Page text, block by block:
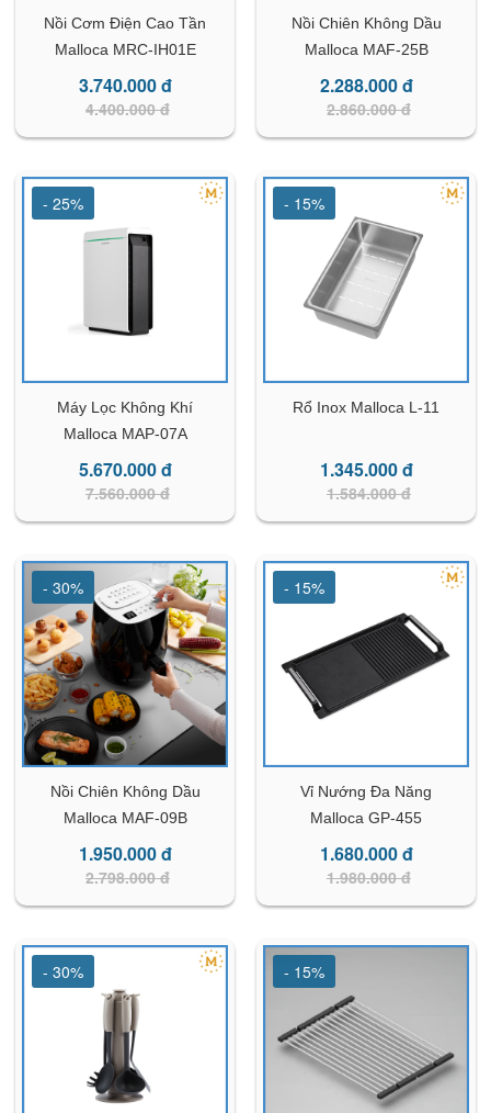
Nồi Cơm Điện Cao Tần
Malloca MRC-IH01E
3.740.000 đ
4.400.000 đ
Nồi Chiên Không Dầu
Malloca MAF-25B
2.288.000 đ
2.860.000 đ
- 25%
Máy Lọc Không Khí
Malloca MAP-07A
5.670.000 đ
7.560.000 đ
- 15%
Rổ Inox Malloca L-11
1.345.000 đ
1.584.000 đ
- 30%
Nồi Chiên Không Dầu
Malloca MAF-09B
1.950.000 đ
2.798.000 đ
- 15%
Vỉ Nướng Đa Năng
Malloca GP-455
1.680.000 đ
1.980.000 đ
- 30% - 15%